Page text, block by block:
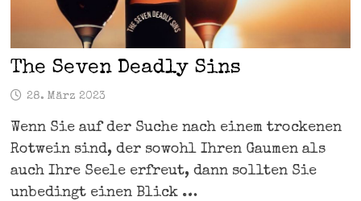
The Seven Deadly Sins
28. März 2023
Wenn Sie auf der Suche nach einem trockenen
Rotwein sind, der sowohl Ihren Gaumen als
auch Ihre Seele erfreut, dann sollten Sie
unbedingt einen Blick …